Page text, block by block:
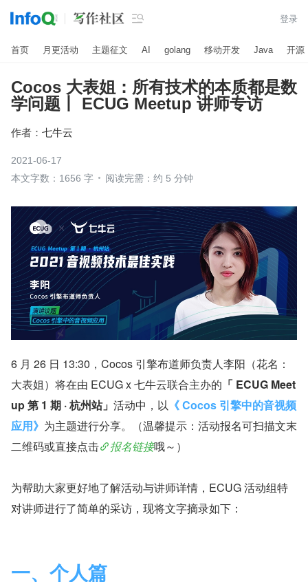
 登录
首页 月更活动 主题征文 AI golang 移动开发 Java 开源
Cocos 大表姐：所有技术的本质都是数
学问题丨 ECUG Meetup 讲师专访
作者： 七牛云
2021-06-17
本文字数：1656 字
阅读完需：约 5 分钟
6 月 26 日 13:30，Cocos 引擎布道师负责人李阳（花名：
大表姐）将在由 ECUG x 七牛云联合主办的 「 ECUG Meet
up 第 1 期 · 杭州站」 活动中，以 《 Cocos 引擎中的音视频
应用》 为主题进行分享。（温馨提示：活动报名可扫描文末
二维码或直接点击
报名链接哦～）
为帮助大家更好地了解活动与讲师详情，ECUG 活动组特
对讲师进行了简单的采访，现将文字摘录如下：
一、个人篇